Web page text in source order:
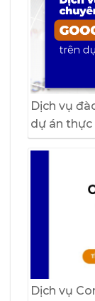
Dịch vụ
dự án thực
Dịch vụ